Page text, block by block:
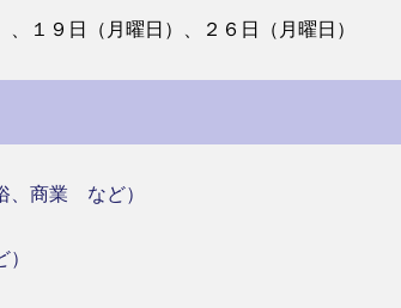
１９日（月曜日）、２６日（月曜日）
、商業 など）